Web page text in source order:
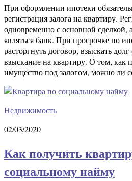
При оформлении ипотеки
регистрация залога на квартиру.
одновременно с основной сделкой,
являться банк. При просрочке по
расторгнуть договор, взыскать
взыскание на квартиру. О том, как
имущество под залогом, можно ли
Недвижимость
02/03/2020
Как получить
социальному найму